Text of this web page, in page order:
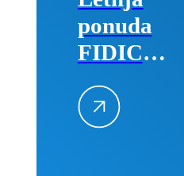
ponuda
FIDIC
izdanja